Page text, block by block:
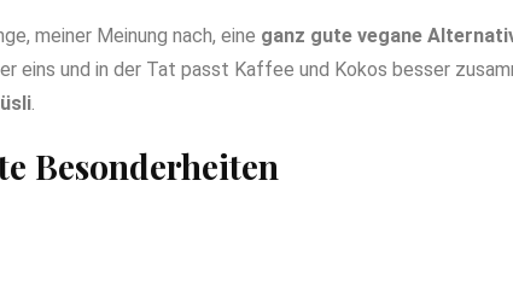
meiner Meinung nach, eine ganz gute vegane
eins und in der Tat passt Kaffee und Kokos besser
.
Besonderheiten